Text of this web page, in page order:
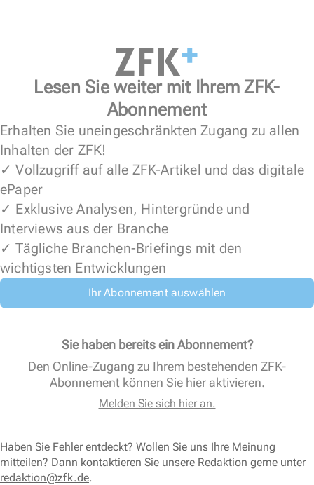
Lesen Sie weiter mit Ihrem ZFK-
Abonnement
Erhalten Sie uneingeschränkten Zugang zu allen
Inhalten der ZFK!
✓ Vollzugriff auf alle ZFK-Artikel und das digitale
ePaper
✓ Exklusive Analysen, Hintergründe und
Interviews aus der Branche
✓ Tägliche Branchen-Briefings mit den
wichtigsten Entwicklungen
Ihr Abonnement auswählen
Sie haben bereits ein Abonnement?
Den Online-Zugang zu Ihrem bestehenden ZFK-
Abonnement können Sie hier aktivieren.
Melden Sie sich hier an.
Haben Sie Fehler entdeckt? Wollen Sie uns Ihre Meinung
mitteilen? Dann kontaktieren Sie unsere Redaktion gerne unter
redaktion@zfk.de.